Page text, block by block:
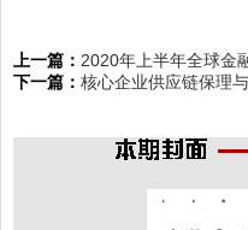
上一篇： 2020年上半年全球金
下一篇： 核心企业供应链保理